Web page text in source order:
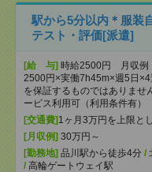
駅から5分以内＊服装
テスト・評価[派遣]
[給 与] 時給2500円 月収例
2500円×実働7h45m×週5日
を保証するものではありま
ービス利用可（利用条件有）
[交通費] 1ヶ月3万円を上限と
[月収例] 30万円～
[勤務地] 品川駅から徒歩4分 /
/ 高輪ゲートウェイ駅